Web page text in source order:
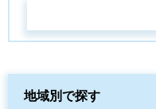
地域別で探す